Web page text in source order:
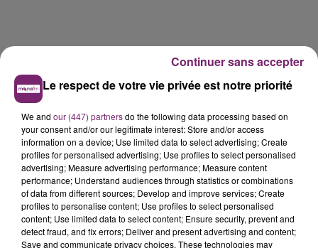
Le respect de votre vie privée est notre priorité
We and our (447) partnersdo the following data processing based on
your consent and/or our legitimate interest: Store and/or access
information on a device; Use limited data to select advertising; Create
profiles for personalised advertising; Use profiles to select personalised
advertising; Measure advertising performance; Measure content
performance; Understand audiences through statistics or combinations
of data from different sources; Develop and improve services; Create
profiles to personalise content; Use profiles to select personalised
content; Use limited data to select content; Ensure security, prevent and
detect fraud, and fix errors; Deliver and present advertising and content;
Save and communicate privacy choices. These technologies may
Continuer sans accepter